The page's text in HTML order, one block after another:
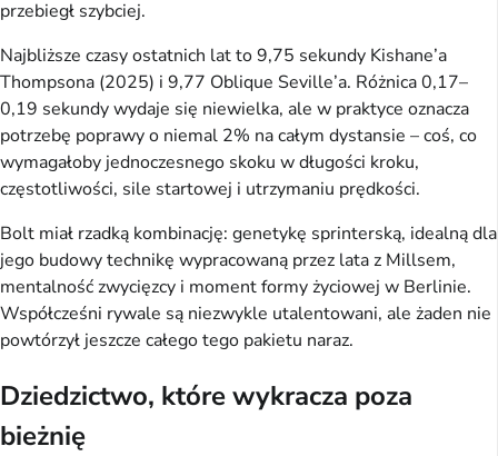
przebiegł szybciej.
Najbliższe czasy ostatnich lat to 9,75 sekundy Kishane’a
Thompsona (2025) i 9,77 Oblique Seville’a. Różnica 0,17–
0,19 sekundy wydaje się niewielka, ale w praktyce oznacza
potrzebę poprawy o niemal 2% na całym dystansie – coś, co
wymagałoby jednoczesnego skoku w długości kroku,
częstotliwości, sile startowej i utrzymaniu prędkości.
Bolt miał rzadką kombinację: genetykę sprinterską, idealną dla
jego budowy technikę wypracowaną przez lata z Millsem,
mentalność zwycięzcy i moment formy życiowej w Berlinie.
Współcześni rywale są niezwykle utalentowani, ale żaden nie
powtórzył jeszcze całego tego pakietu naraz.
Dziedzictwo, które wykracza poza
bieżnię